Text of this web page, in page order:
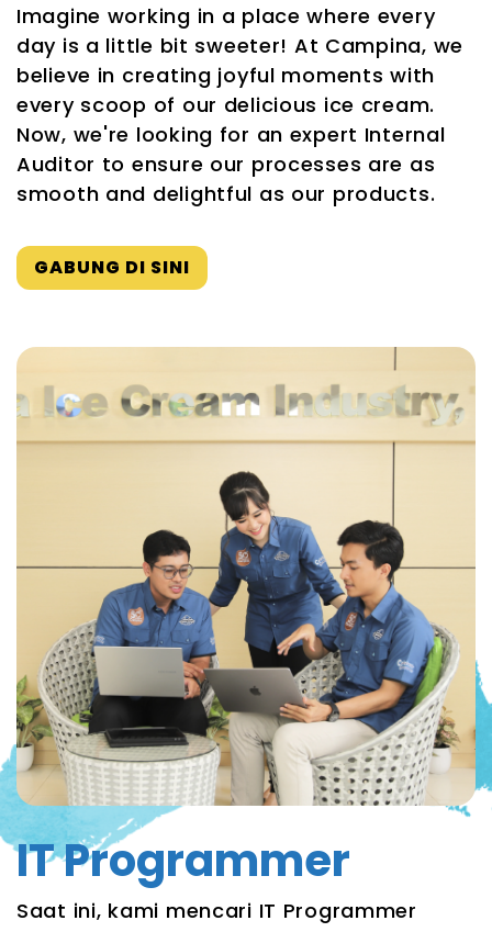
Imagine working in a place where every
day is a little bit sweeter! At Campina, we
believe in creating joyful moments with
every scoop of our delicious ice cream.
Now, we're looking for an expert Internal
Auditor to ensure our processes are as
smooth and delightful as our products.
GABUNG DI SINI
IT Programmer
Saat ini, kami mencari IT Programmer